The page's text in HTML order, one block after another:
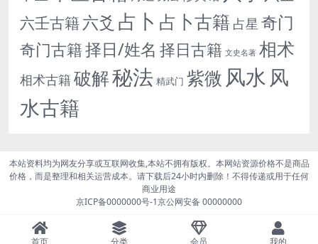
六壬古籍 六爻 占卜 占卜古籍 占星 奇门
奇门古籍择日/姓名 择日古籍 文史名著 相术
相术古籍破解秘法 精武门 紫微 风水 风
水古籍
本站资料均为网友分享或互联网收集,本站不拥有版权。本网站资源价格不是商品
价格，而是整理和相关运营成本。请下载后24小时内删除！不得传递或用于任何
商业用途
京ICP备0000000号-1京公网安备 00000000
首页 分类 会员 我的